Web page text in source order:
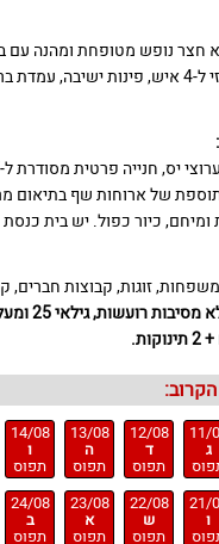
חצר נופש מטופחת ומהנה עם
תוספת של ארוחות שף בתיאום
ומיחם, כיור כפול. יש בית
זוגות, קבוצות חברים,
ללא
11/
ג
12/08
ד
תפוס
13/08
ה
תפוס
14/08
ו
תפוס
21/
ו
22/08
ש
תפוס
23/08
א
תפוס
24/08
ב
תפוס